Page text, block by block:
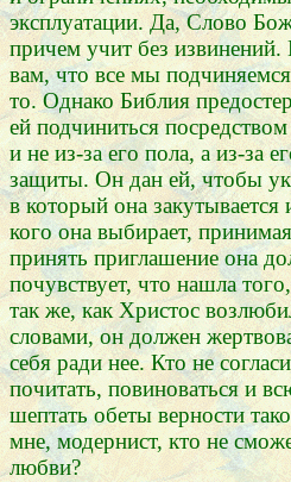
эксплуатации. Да, Слово
причем учит без
вам, что все мы
то. Однако Библия
ей подчиниться
и не из-за его пола, а из-за
защиты. Он дан ей, чтобы
в который она закутывается
кого она выбирает,
принять приглашение она
почувствует, что нашла
так же, как Христос
словами, он должен
себя ради нее. Кто не
почитать, повиноваться и
шептать обеты верности
мне, модернист, кто не
любви?